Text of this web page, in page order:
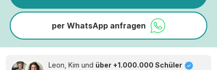
per WhatsApp anfragen
Leon, Kim und über +1.000.000 Schüler